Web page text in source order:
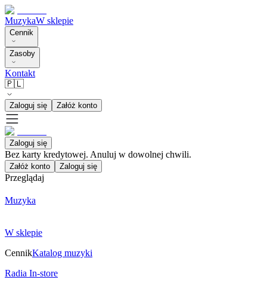
MuzykaW sklepie
Cennik
Zasoby
Kontakt
🇵🇱
Zaloguj się Załóż konto
Zaloguj się
Bez karty kredytowej. Anuluj w dowolnej chwili.
Załóż konto Zaloguj się
Przeglądaj
Muzyka
W sklepie
CennikKatalog muzyki
Radia In-store